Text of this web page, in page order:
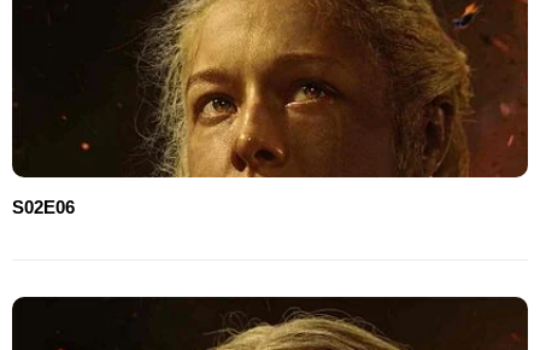
S02E06